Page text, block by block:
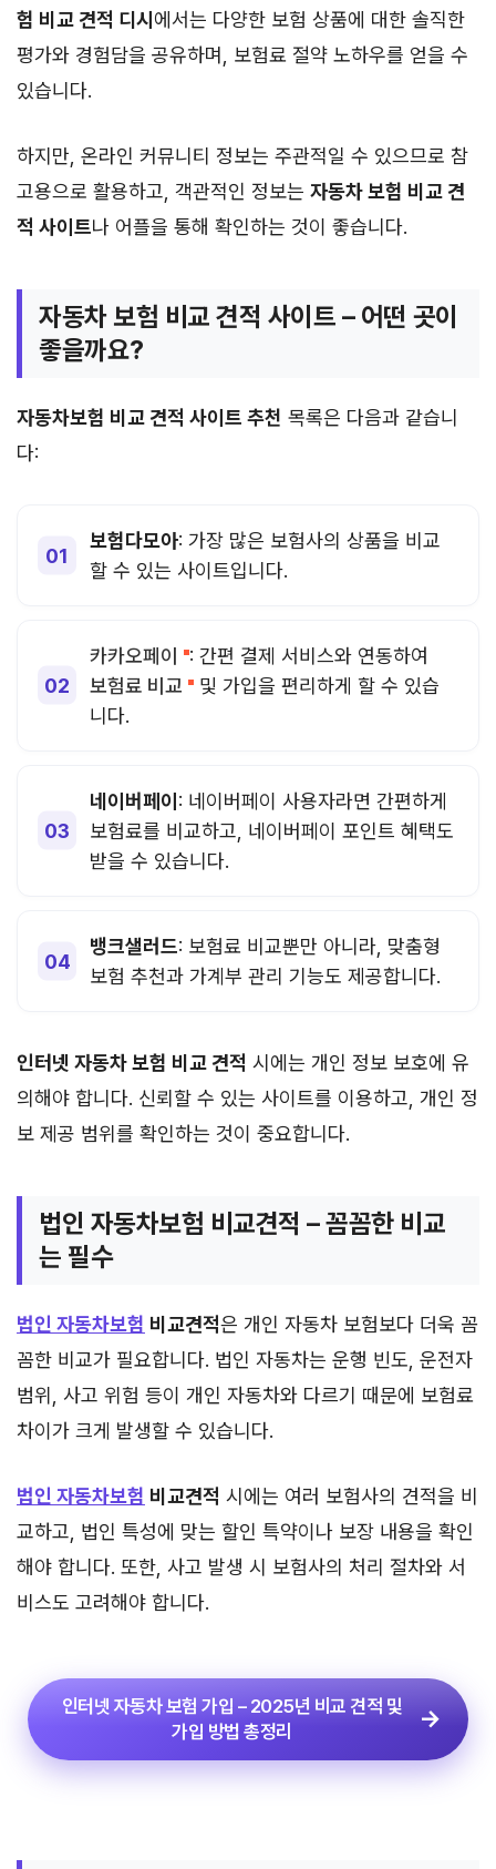
험 비교 견적 디시에서는 다양한 보험 상품에 대한 솔직한
평가와 경험담을 공유하며, 보험료 절약 노하우를 얻을 수
있습니다.
하지만, 온라인 커뮤니티 정보는 주관적일 수 있으므로 참
고용으로 활용하고, 객관적인 정보는 자동차 보험 비교 견
적 사이트나 어플을 통해 확인하는 것이 좋습니다.
자동차 보험 비교 견적 사이트 – 어떤 곳이
좋을까요?
자동차보험 비교 견적 사이트 추천 목록은 다음과 같습니
다:
보험다모아: 가장 많은 보험사의 상품을 비교
할 수 있는 사이트입니다.
카카오페이
: 간편 결제 서비스와 연동하여
보험료 비교
및 가입을 편리하게 할 수 있습
니다.
네이버페이: 네이버페이 사용자라면 간편하게
보험료를 비교하고, 네이버페이 포인트 혜택도
받을 수 있습니다.
뱅크샐러드: 보험료 비교뿐만 아니라, 맞춤형
보험 추천과 가계부 관리 기능도 제공합니다.
인터넷 자동차 보험 비교 견적 시에는 개인 정보 보호에 유
의해야 합니다. 신뢰할 수 있는 사이트를 이용하고, 개인 정
보 제공 범위를 확인하는 것이 중요합니다.
법인 자동차보험 비교견적 – 꼼꼼한 비교
는 필수
법인 자동차보험 비교견적은 개인 자동차 보험보다 더욱 꼼
꼼한 비교가 필요합니다. 법인 자동차는 운행 빈도, 운전자
범위, 사고 위험 등이 개인 자동차와 다르기 때문에 보험료
차이가 크게 발생할 수 있습니다.
법인 자동차보험 비교견적 시에는 여러 보험사의 견적을 비
교하고, 법인 특성에 맞는 할인 특약이나 보장 내용을 확인
해야 합니다. 또한, 사고 발생 시 보험사의 처리 절차와 서
비스도 고려해야 합니다.
인터넷 자동차 보험 가입 – 2025년 비교 견적 및
가입 방법 총정리